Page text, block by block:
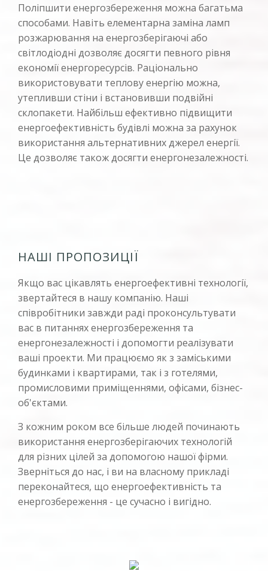
Поліпшити енергозбереження можна багатьма
способами. Навіть елементарна заміна ламп
розжарювання на енергозберігаючі або
світлодіодні дозволяє досягти певного рівня
економії енергоресурсів. Раціонально
використовувати теплову енергію можна,
утепливши стіни і встановивши подвійні
склопакети. Найбільш ефективно підвищити
енергоефективність будівлі можна за рахунок
використання альтернативних джерел енергії.
Це дозволяє також досягти енергонезалежності.
НАШІ ПРОПОЗИЦІЇ
Якщо вас цікавлять енергоефективні технології,
звертайтеся в нашу компанію. Наші
співробітники завжди раді проконсультувати
вас в питаннях енергозбереження та
енергонезалежності і допомогти реалізувати
ваші проекти. Ми працюємо як з заміськими
будинками і квартирами, так і з готелями,
промисловими приміщеннями, офісами, бізнес-
об'єктами.
З кожним роком все більше людей починають
використання енергозберігаючих технологій
для різних цілей за допомогою нашої фірми.
Зверніться до нас, і ви на власному прикладі
переконайтеся, що енергоефективність та
енергозбереження - це сучасно і вигідно.